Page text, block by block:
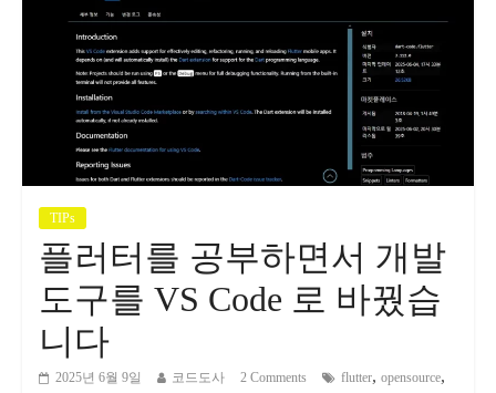
TIPs
플러터를 공부하면서 개발
도구를 VS Code 로 바꿨습
니다
2025년 6월 9일 코드도사 2 Comments flutter, opensource,